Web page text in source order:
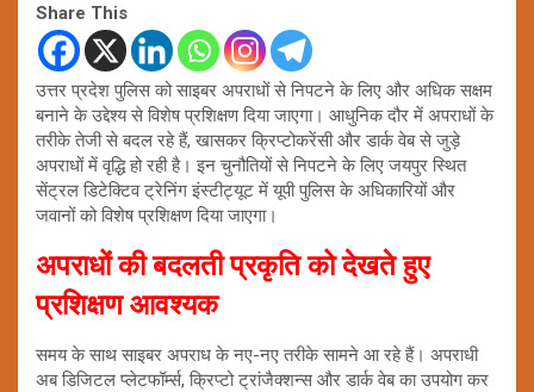
Share This
उत्तर प्रदेश पुलिस को साइबर अपराधों से निपटने के लिए और अधिक सक्षम
बनाने के उद्देश्य से विशेष प्रशिक्षण दिया जाएगा। आधुनिक दौर में अपराधों के
तरीके तेजी से बदल रहे हैं, खासकर क्रिप्टोकरेंसी और डार्क वेब से जुड़े
अपराधों में वृद्धि हो रही है। इन चुनौतियों से निपटने के लिए जयपुर स्थित
सेंट्रल डिटेक्टिव ट्रेनिंग इंस्टीट्यूट में यूपी पुलिस के अधिकारियों और
जवानों को विशेष प्रशिक्षण दिया जाएगा।
अपराधों की बदलती प्रकृति को देखते हुए
प्रशिक्षण आवश्यक
समय के साथ साइबर अपराध के नए-नए तरीके सामने आ रहे हैं। अपराधी
अब डिजिटल प्लेटफॉर्म्स, क्रिप्टो ट्रांजैक्शन्स और डार्क वेब का उपयोग कर